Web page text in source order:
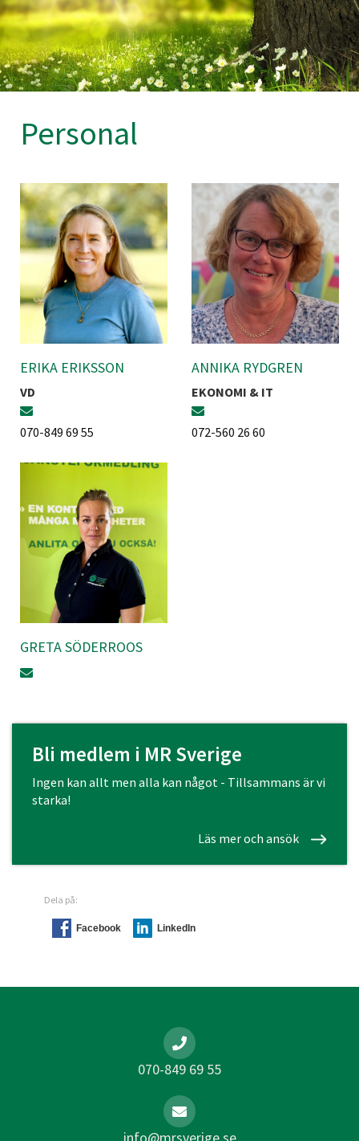
Personal
ERIKA ERIKSSON
VD
070-849 69 55
ANNIKA RYDGREN
EKONOMI & IT
072-560 26 60
GRETA SÖDERROOS
Bli medlem i MR Sverige
Ingen kan allt men alla kan något - Tillsammans är vi
starka!
Läs mer och ansök
Dela på:
Facebook LinkedIn
070-849 69 55